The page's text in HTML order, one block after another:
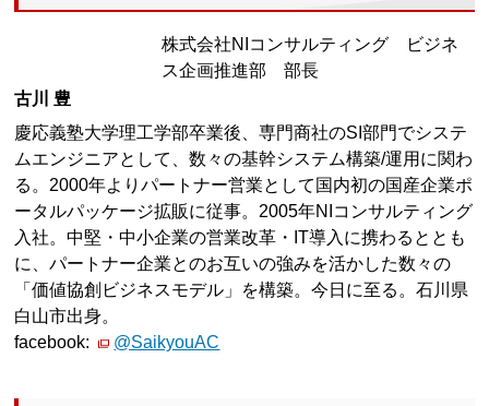
株式会社NIコンサルティング ビジネ
ス企画推進部 部長
古川 豊
慶応義塾大学理工学部卒業後、専門商社のSI部門でシステ
ムエンジニアとして、数々の基幹システム構築/運用に関わ
る。2000年よりパートナー営業として国内初の国産企業ポ
ータルパッケージ拡販に従事。2005年NIコンサルティング
入社。中堅・中小企業の営業改革・IT導入に携わるととも
に、パートナー企業とのお互いの強みを活かした数々の
「価値協創ビジネスモデル」を構築。今日に至る。石川県
白山市出身。
facebook:
@SaikyouAC